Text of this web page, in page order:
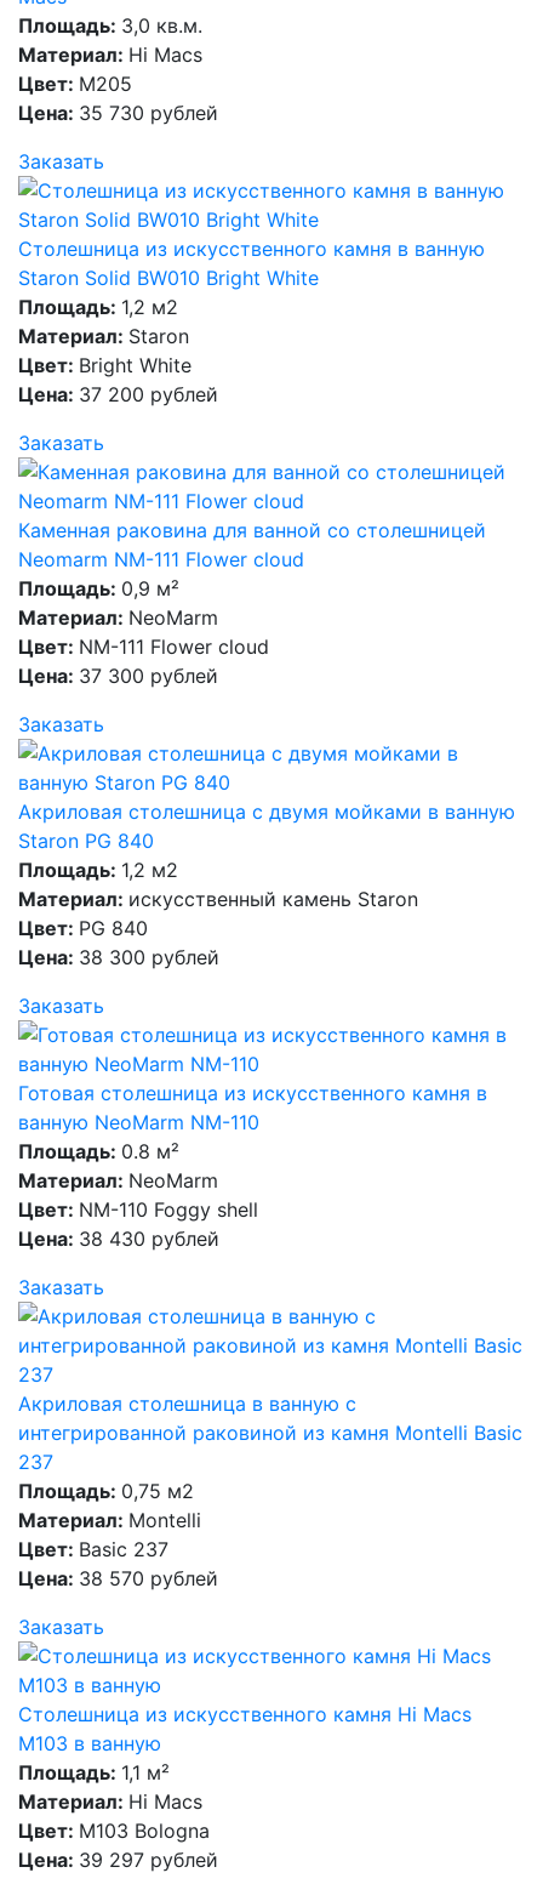
Площадь: 3,0 кв.м.
Материал: Hi Macs
Цвет: M205
Цена: 35 730 рублей
Заказать
Столешница из искусственного камня в ванную
Staron Solid BW010 Bright White
Площадь: 1,2 м2
Материал: Staron
Цвет: Bright White
Цена: 37 200 рублей
Заказать
Каменная раковина для ванной со столешницей
Neomarm NM-111 Flower cloud
Площадь: 0,9 м²
Материал: NeoMarm
Цвет: NM-111 Flower cloud
Цена: 37 300 рублей
Заказать
Акриловая столешница с двумя мойками в ванную
Staron PG 840
Площадь: 1,2 м2
Материал: искусственный камень Staron
Цвет: PG 840
Цена: 38 300 рублей
Заказать
Готовая столешница из искусственного камня в
ванную NeoMarm NM-110
Площадь: 0.8 м²
Материал: NeoMarm
Цвет: NM-110 Foggy shell
Цена: 38 430 рублей
Заказать
Акриловая столешница в ванную с
интегрированной раковиной из камня Montelli Basic
237
Площадь: 0,75 м2
Материал: Montelli
Цвет: Basic 237
Цена: 38 570 рублей
Заказать
Столешница из искусственного камня Hi Macs
M103 в ванную
Площадь: 1,1 м²
Материал: Hi Macs
Цвет: M103 Bologna
Цена: 39 297 рублей